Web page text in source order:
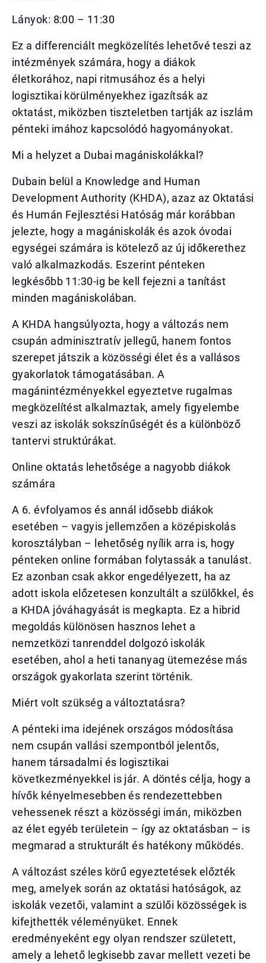
Lányok: 8:00 – 11:30
Ez a differenciált megközelítés lehetővé teszi az
intézmények számára, hogy a diákok
életkorához, napi ritmusához és a helyi
logisztikai körülményekhez igazítsák az
oktatást, miközben tiszteletben tartják az iszlám
pénteki imához kapcsolódó hagyományokat.
Mi a helyzet a Dubai magániskolákkal?
Dubain belül a Knowledge and Human
Development Authority (KHDA), azaz az Oktatási
és Humán Fejlesztési Hatóság már korábban
jelezte, hogy a magániskolák és azok óvodai
egységei számára is kötelező az új időkerethez
való alkalmazkodás. Eszerint pénteken
legkésőbb 11:30-ig be kell fejezni a tanítást
minden magániskolában.
A KHDA hangsúlyozta, hogy a változás nem
csupán adminisztratív jellegű, hanem fontos
szerepet játszik a közösségi élet és a vallásos
gyakorlatok támogatásában. A
magánintézményekkel egyeztetve rugalmas
megközelítést alkalmaztak, amely figyelembe
veszi az iskolák sokszínűségét és a különböző
tantervi struktúrákat.
Online oktatás lehetősége a nagyobb diákok
számára
A 6. évfolyamos és annál idősebb diákok
esetében – vagyis jellemzően a középiskolás
korosztályban – lehetőség nyílik arra is, hogy
pénteken online formában folytassák a tanulást.
Ez azonban csak akkor engedélyezett, ha az
adott iskola előzetesen konzultált a szülőkkel, és
a KHDA jóváhagyását is megkapta. Ez a hibrid
megoldás különösen hasznos lehet a
nemzetközi tanrenddel dolgozó iskolák
esetében, ahol a heti tananyag ütemezése más
országok gyakorlata szerint történik.
Miért volt szükség a változtatásra?
A pénteki ima idejének országos módosítása
nem csupán vallási szempontból jelentős,
hanem társadalmi és logisztikai
következményekkel is jár. A döntés célja, hogy a
hívők kényelmesebben és rendezettebben
vehessenek részt a közösségi imán, miközben
az élet egyéb területein – így az oktatásban – is
megmarad a strukturált és hatékony működés.
A változást széles körű egyeztetések előzték
meg, amelyek során az oktatási hatóságok, az
iskolák vezetői, valamint a szülői közösségek is
kifejthették véleményüket. Ennek
eredményeként egy olyan rendszer született,
amely a lehető legkisebb zavar mellett vezeti be